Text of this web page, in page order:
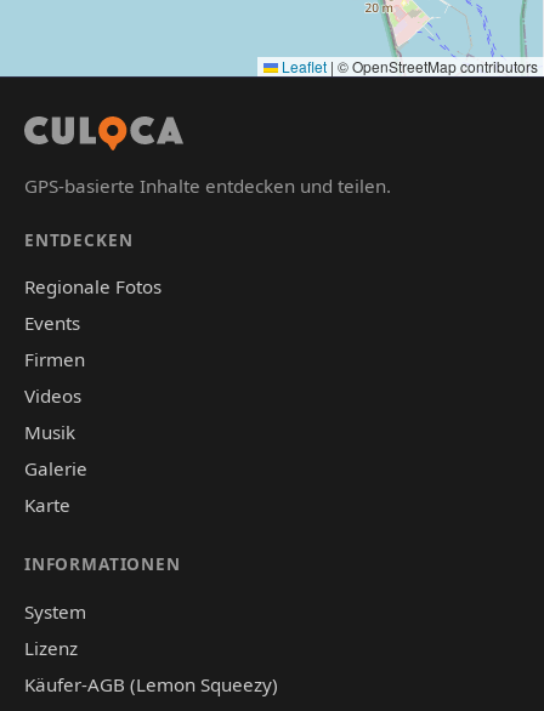
Leaflet | © OpenStreetMap contributors
GPS-basierte Inhalte entdecken und teilen.
ENTDECKEN
Regionale Fotos
Events
Firmen
Videos
Musik
Galerie
Karte
INFORMATIONEN
System
Lizenz
Käufer-AGB (Lemon Squeezy)